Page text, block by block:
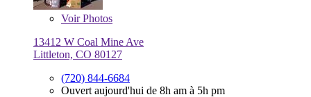
VoirPhotos
13412 W Coal Mine Ave
Littleton, CO 80127
(720) 844-6684
Ouvert aujourd'hui de 8h am à 5h pm